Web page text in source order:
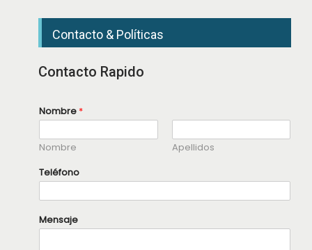
Contacto & Políticas
Contacto Rapido
e
s
a
e
M
n
s
a
Nombre *
Nombre
Apellidos
Teléfono
Mensaje